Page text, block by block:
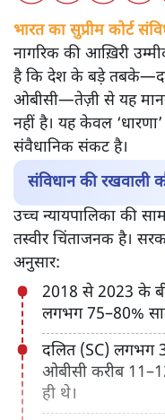
भारत का सुप्रीम कोर्ट
नागरिक की आख़िरी
है कि देश के बड़े
ओबीसी—तेज़ी से यह
नहीं है। यह केवल
संवैधानिक संकट है।
संविधान की रखवाली
उच्च न्यायपालिका की
तस्वीर चिंताजनक है।
अनुसार:
2018 से 2023 के
लगभग 75–80%
दलित (SC) लगभग
ओबीसी करीब
ही थे।